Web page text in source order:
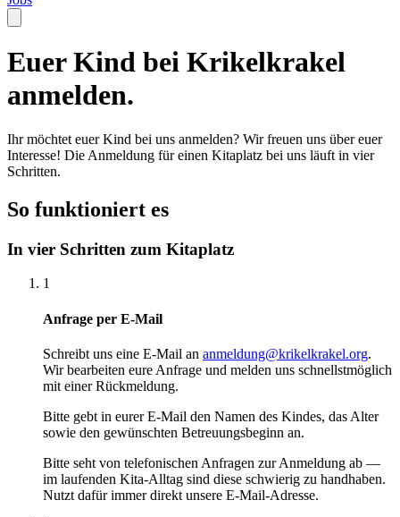
Euer Kind bei Krikelkrakel
anmelden.
Ihr möchtet euer Kind bei uns anmelden? Wir freuen uns über euer
Interesse! Die Anmeldung für einen Kitaplatz bei uns läuft in vier
Schritten.
So funktioniert es
In vier Schritten zum Kitaplatz
1
Anfrage per E-Mail
Schreibt uns eine E-Mail an anmeldung@krikelkrakel.org.
Wir bearbeiten eure Anfrage und melden uns schnellstmöglich
mit einer Rückmeldung.
Bitte gebt in eurer E-Mail den Namen des Kindes, das Alter
sowie den gewünschten Betreuungsbeginn an.
Bitte seht von telefonischen Anfragen zur Anmeldung ab —
im laufenden Kita-Alltag sind diese schwierig zu handhaben.
Nutzt dafür immer direkt unsere E-Mail-Adresse.